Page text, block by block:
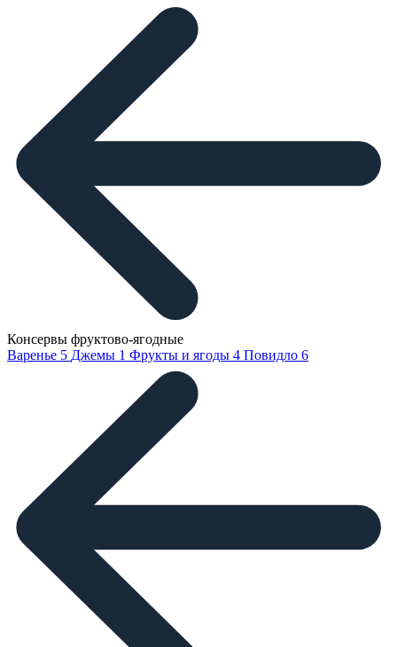
Консервы фруктово-ягодные
Варенье 5 Джемы 1 Фрукты и ягоды 4 Повидло 6